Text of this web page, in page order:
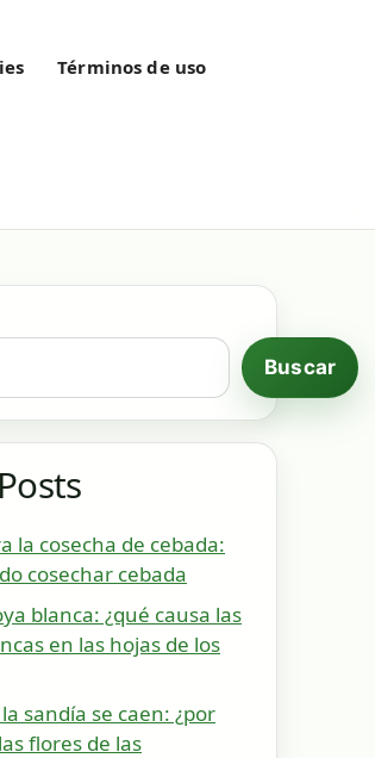
Términos de uso
Buscar
la cosecha de cebada:
cosechar cebada
blanca: ¿qué causa las
en las hojas de los
sandía se caen: ¿por
flores de las